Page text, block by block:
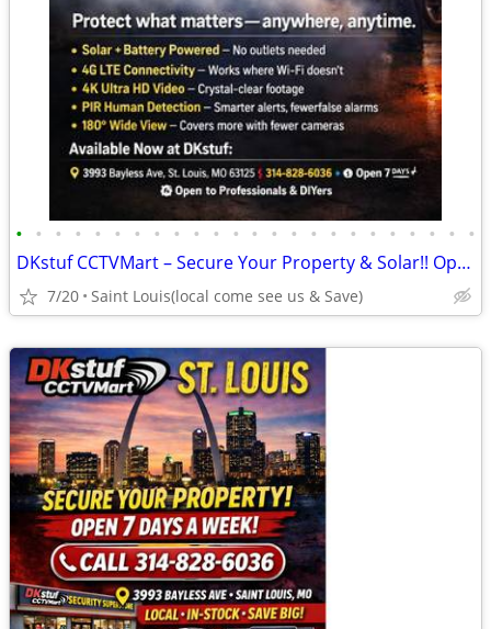
• • • • • • • • • • • • • • • • • • • • • • • •
DKstuf CCTVMart – Secure Your Property & Solar!! Open 7 Days A Week!
7/20 Saint Louis(local come see us & Save)